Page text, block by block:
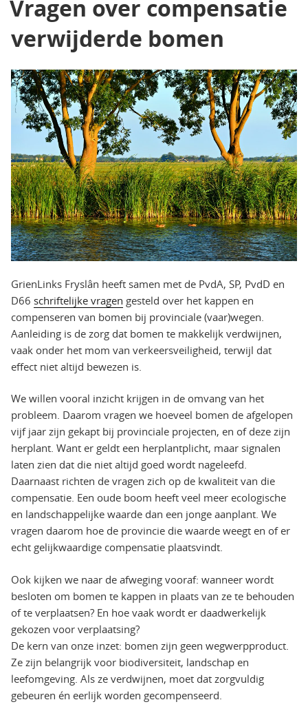
Vragen over compensatie
verwijderde bomen
GrienLinks Fryslân heeft samen met de PvdA, SP, PvdD en
D66 schriftelijke vragen gesteld over het kappen en
compenseren van bomen bij provinciale (vaar)wegen.
Aanleiding is de zorg dat bomen te makkelijk verdwijnen,
vaak onder het mom van verkeersveiligheid, terwijl dat
effect niet altijd bewezen is.
We willen vooral inzicht krijgen in de omvang van het
probleem. Daarom vragen we hoeveel bomen de afgelopen
vijf jaar zijn gekapt bij provinciale projecten, en of deze zijn
herplant. Want er geldt een herplantplicht, maar signalen
laten zien dat die niet altijd goed wordt nageleefd.
Daarnaast richten de vragen zich op de kwaliteit van die
compensatie. Een oude boom heeft veel meer ecologische
en landschappelijke waarde dan een jonge aanplant. We
vragen daarom hoe de provincie die waarde weegt en of er
echt gelijkwaardige compensatie plaatsvindt.
Ook kijken we naar de afweging vooraf: wanneer wordt
besloten om bomen te kappen in plaats van ze te behouden
of te verplaatsen? En hoe vaak wordt er daadwerkelijk
gekozen voor verplaatsing?
De kern van onze inzet: bomen zijn geen wegwerpproduct.
Ze zijn belangrijk voor biodiversiteit, landschap en
leefomgeving. Als ze verdwijnen, moet dat zorgvuldig
gebeuren én eerlijk worden gecompenseerd.